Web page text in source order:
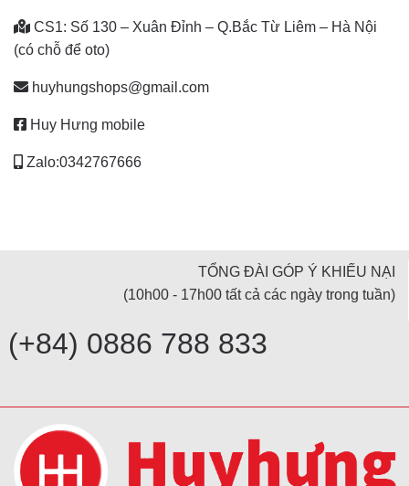
CS1: Số 130 – Xuân Đỉnh – Q.Bắc Từ Liêm – Hà Nội
(có chỗ để oto)
huyhungshops@gmail.com
Huy Hưng mobile
Zalo:0342767666
TỔNG ĐÀI GÓP Ý KHIẾU NẠI
(10h00 - 17h00 tất cả các ngày trong tuần)
(+84) 0886 788 833